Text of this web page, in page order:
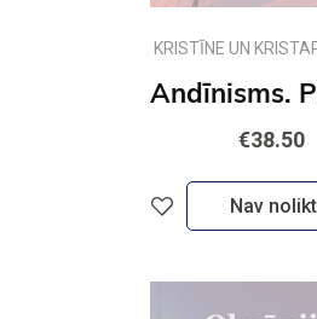
KRISTĪNE UN
€38.50
Nav